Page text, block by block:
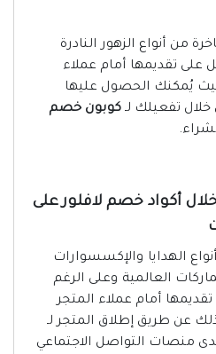
من أنواع الزهور النادرة
على تقديمها أمام عملاء
يُمكنك الحصول عليها
كوبون خصم
40% من خلال أكواد خصم لافلور على
الهدايا والإكسسوارات
العالمية وعلى الرغم
أمام عملاء المتجر
منصات التواصل الاجتماعي